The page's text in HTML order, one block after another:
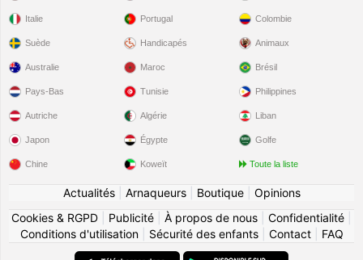
Italie
Suède
Portugal
Handicapés
Colombie
Animaux
Australie
Pays-Bas
Autriche
Japon
Chine
Maroc
Tunisie
Algérie
Égypte
Koweït
Brésil
Philippines
Liban
Golfe
Toute la liste
Actualités| Arnaqueurs| Boutique| Opinions
Cookies & RGPD
Publicité À propos de nous Confidentialité
Conditions d'utilisation| Sécurité des enfants| Contact| FAQ